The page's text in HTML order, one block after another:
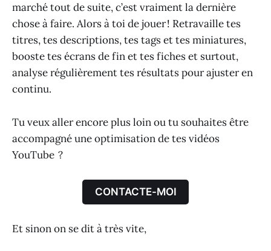
marché tout de suite, c’est vraiment la dernière
chose à faire. Alors à toi de jouer ! Retravaille tes
titres, tes descriptions, tes tags et tes miniatures,
booste tes écrans de fin et tes fiches et surtout,
analyse régulièrement tes résultats pour ajuster en
continu.
Tu veux aller encore plus loin ou tu souhaites être
accompagné une optimisation de tes vidéos
YouTube ?
CONTACTE-MOI
Et sinon on se dit à très vite,